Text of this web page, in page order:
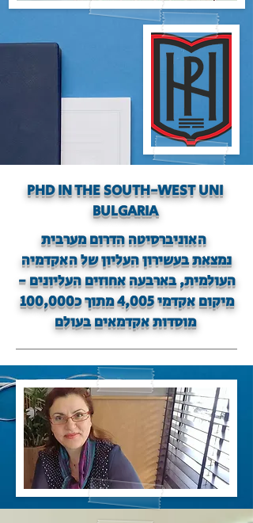
​PHD IN THE SOUTH-WEST UNI
BULGARIA​
האוניברסיטה הדרום מערבית
נמצאת בעשירון העליון של האקדמיה
העולמית, בארבעה אחוזיםהעליונים -
מיקום אקדמי 4,005 מתוך כ100,000
מוסדות אקדמאים בעולם